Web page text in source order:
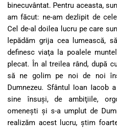
binecuvântat. Pentru aceasta,
am făcut: ne-am dezlipit de
Cel de-al doilea lucru pe care
lepădăm grija cea lumească,
definesc viaţa la poalele
plecat. În al treilea rând, după
să ne golim pe noi de noi
Dumnezeu. Sfântul Ioan
sine însuşi, de ambiţiile,
omeneşti şi s-a umplut de
realizăm acest lucru, ştim